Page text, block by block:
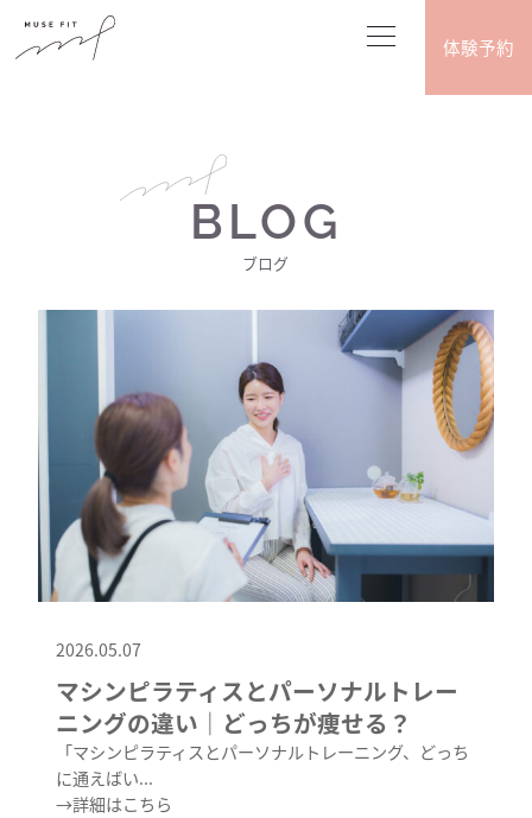
体験予約
BLOG
ブログ
2026.05.07
マシンピラティスとパーソナルトレー
ニングの違い｜どっちが痩せる？
「マシンピラティスとパーソナルトレーニング、どっち
に通えばい...
→詳細はこちら